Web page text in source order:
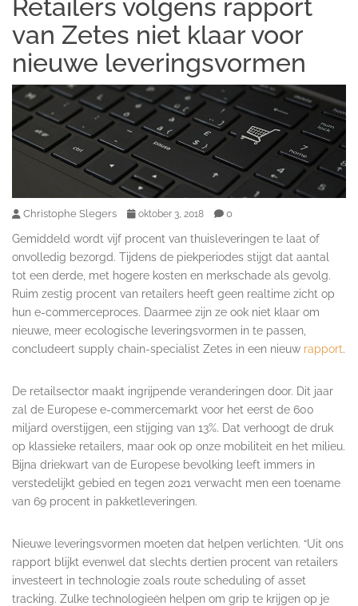
Retailers volgens rapport
van Zetes niet klaar voor
nieuwe leveringsvormen
Christophe Slegers oktober 3, 2018 0
Gemiddeld wordt vijf procent van thuisleveringen te laat of
onvolledig bezorgd. Tijdens de piekperiodes stijgt dat aantal
tot een derde, met hogere kosten en merkschade als gevolg.
Ruim zestig procent van retailers heeft geen realtime zicht op
hun e-commerceproces. Daarmee zijn ze ook niet klaar om
nieuwe, meer ecologische leveringsvormen in te passen,
concludeert supply chain-specialist Zetes in een nieuw rapport.
De retailsector maakt ingrijpende veranderingen door. Dit jaar
zal de Europese e-commercemarkt voor het eerst de 600
miljard overstijgen, een stijging van 13%. Dat verhoogt de druk
op klassieke retailers, maar ook op onze mobiliteit en het milieu.
Bijna driekwart van de Europese bevolking leeft immers in
verstedelijkt gebied en tegen 2021 verwacht men een toename
van 69 procent in pakketleveringen.
Nieuwe leveringsvormen moeten dat helpen verlichten. “Uit ons
rapport blijkt evenwel dat slechts dertien procent van retailers
investeert in technologie zoals route scheduling of asset
tracking. Zulke technologieën helpen om grip te krijgen op je